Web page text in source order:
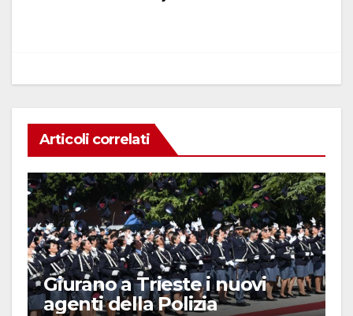
Articoli correlati
Giurano a Trieste i nuovi
agenti della Polizia